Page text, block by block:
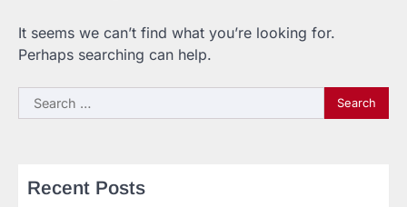
It seems we can’t find what you’re looking for.
Perhaps searching can help.
Search
for:
Recent Posts